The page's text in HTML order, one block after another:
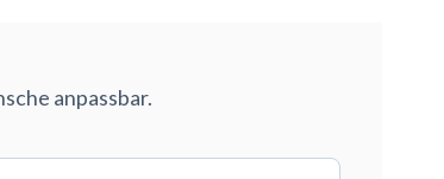
anpassbar.